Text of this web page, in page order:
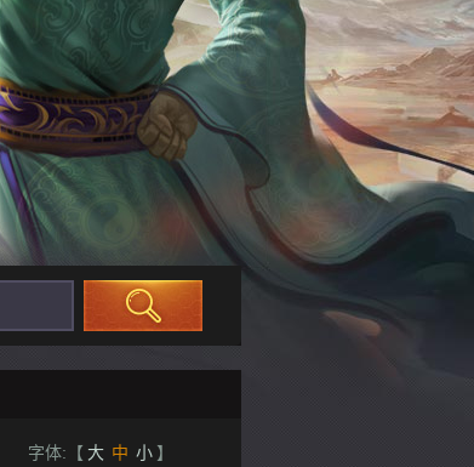
字体:【 大 中 小 】